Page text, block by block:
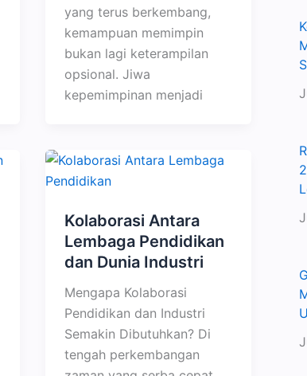
yang terus berkembang,
kemampuan memimpin
bukan lagi keterampilan
opsional. Jiwa
kepemimpinan menjadi
Kolaborasi Antara
Lembaga Pendidikan
dan Dunia Industri
Mengapa Kolaborasi
Pendidikan dan Industri
Semakin Dibutuhkan? Di
tengah perkembangan